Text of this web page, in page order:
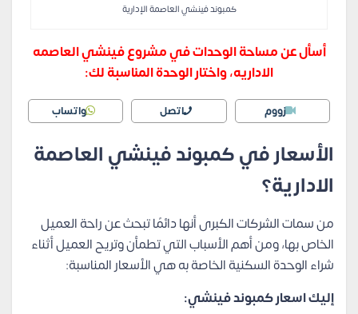
كمبوند فينشي العاصمة الإدارية
أسأل عن مساحة الوحدات في مشروع فينشي العاصمه
الاداريه، واختار الوحدة المناسبة لك:
زووم اتصل واتساب
الأسعار في كمبوند فينشي العاصمة
الادارية؟
من سمات الشركات الكبرى أنها دائمًا تبحث عن راحة العميل
الخاص بها، ومن أهم الأسباب التي تطمأن وتريح العميل أثناء
شراء الوحدة السكنية الخاصة به هي الأسعار المناسبة:
إليك اسعار كمبوند فينشي: